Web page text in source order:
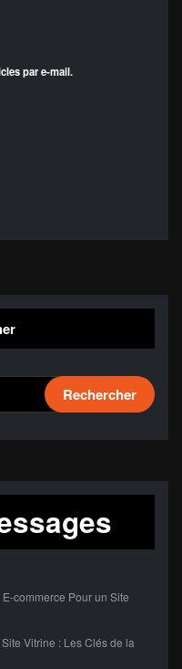
par e-mail.
Rechercher
commerce Pour un Site
Vitrine : Les Clés de la